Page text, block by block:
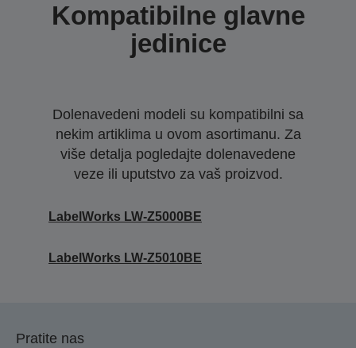
Kompatibilne glavne
jedinice
Dolenavedeni modeli su kompatibilni sa
nekim artiklima u ovom asortimanu. Za
više detalja pogledajte dolenavedene
veze ili uputstvo za vaš proizvod.
LabelWorks LW-Z5000BE
LabelWorks LW-Z5010BE
Pratite nas